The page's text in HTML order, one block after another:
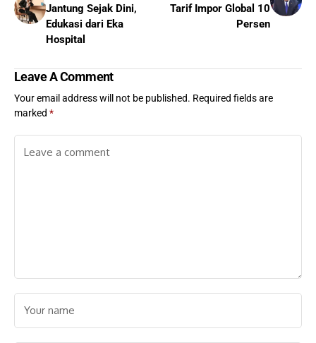
Jantung Sejak Dini,
Edukasi dari Eka
Hospital
Tarif Impor Global 10
Persen
Leave A Comment
Your email address will not be published. Required fields are
marked *